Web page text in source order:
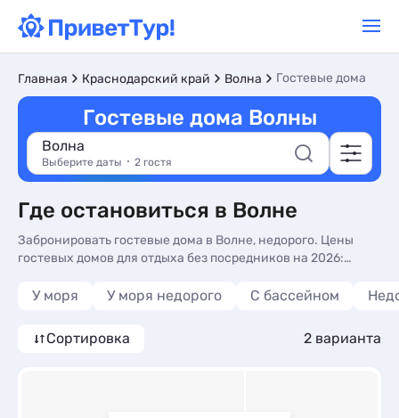
Главная Краснодарский край Волна Гостевые дома
Гостевые дома Волны
Волна
Выберите даты 2 гостя
Где остановиться в Волне
Забронировать гостевые дома в Волне, недорого. Цены
гостевых домов для отдыха без посредников на 2026:
более 10 вариантов, от 2200 руб, номера с общей кухней,
У моря У моря недорого С бассейном
Сортировка 2 варианта